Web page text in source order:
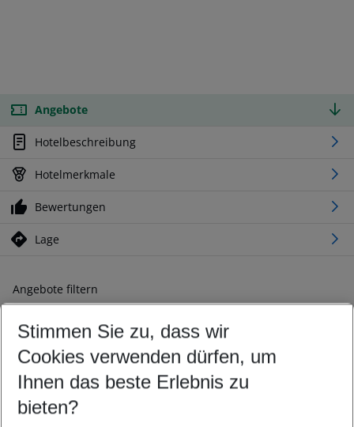
Angebote
Hotelbeschreibung
Hotelmerkmale
Bewertungen
Lage
Angebote filtern
Ändern Sie Ihre Kriterien nach Ihren Wünschen
Abflughafen wählen
Beliebiger Abflughafen
Reisezeitraum wählen
08.08.26– 06.08.27 5-8 Nächte
Stimmen Sie zu, dass wir
Cookies verwenden dürfen, um
Ihnen das beste Erlebnis zu
bieten?